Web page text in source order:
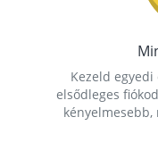
Kezeld
elsődleges
kényelmesebb,